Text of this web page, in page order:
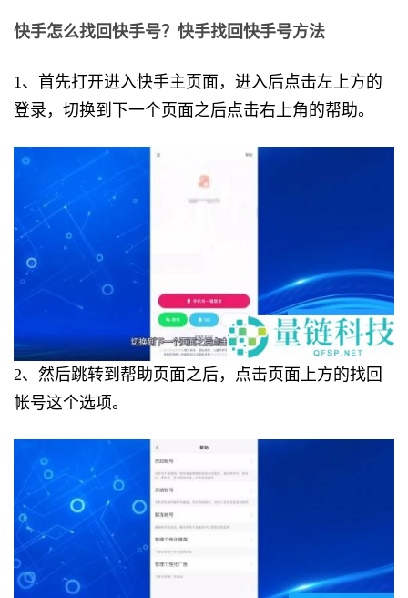
快手怎么找回快手号？快手找回快手号方法
1、首先打开进入快手主页面，进入后点击左上方的
登录，切换到下一个页面之后点击右上角的帮助。
2、然后跳转到帮助页面之后，点击页面上方的找回
帐号这个选项。